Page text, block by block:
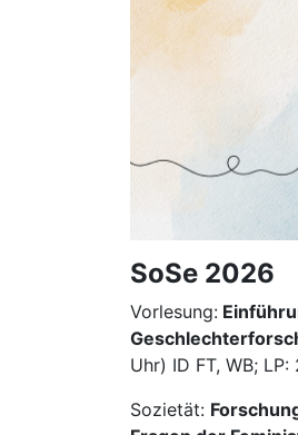
SoSe 2026
Vorlesung:
Uhr) ID FT, WB; LP:
Sozietät: